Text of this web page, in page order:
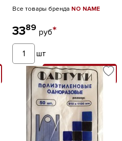
Все товары бренда NO NAME
3389 руб*
шт
В КОРЗИНУ